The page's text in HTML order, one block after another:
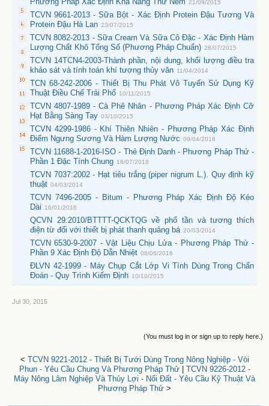
21/09/2015
TCVN 9661-2013 - Sữa Bột - Xác Định Protein Đậu Tương Và
Protein Đậu Hà Lan 23/07/2015
TCVN 8082-2013 - Sữa Cream Và Sữa Cô Đặc - Xác Định Hàm
Lượng Chất Khô Tổng Số (Phương Pháp Chuẩn) 28/07/2015
TCVN 14TCN4-2003-Thành phần, nội dung, khối lượng điều tra
khảo sát và tính toán khí tượng thủy văn 11/04/2014
TCN 68-242-2006 - Thiết Bị Thu Phát Vô Tuyến Sử Dụng Kỹ
Thuật Điều Chế Trải Phổ 10/11/2015
TCVN 4807-1989 - Cà Phê Nhân - Phương Pháp Xác Định Cỡ
Hạt Bằng Sàng Tay 03/10/2015
TCVN 4299-1986 - Khí Thiên Nhiên - Phương Pháp Xác Định
Điểm Ngưng Sương Và Hàm Lượng Nước 09/04/2016
TCVN 11688-1-2016-ISO - Thẻ Định Danh - Phương Pháp Thử -
Phần 1 Đặc Tính Chung 16/07/2018
TCVN 7037:2002 - Hạt tiêu trắng (piper nigrum L.). Quy định kỹ
thuật 04/03/2014
TCVN 7496-2005 - Bitum - Phương Pháp Xác Định Độ Kéo
Dài
16/01/2016
QCVN 29:2010/BTTTT-QCKTQG về phổ tần và tương thích
điện từ đối với thiết bị phát thanh quảng bá 20/03/2014
TCVN 6530-9-2007 - Vật Liệu Chịu Lửa - Phương Pháp Thử -
Phần 9 Xác Định Độ Dẫn Nhiệt 08/06/2016
ĐLVN 42-1999 - Máy Chụp Cắt Lớp Vi Tính Dùng Trong Chẩn
Đoán - Quy Trình Kiểm Định 10/10/2015
Jul 30, 2015
(You must log in or sign up to reply here.)
< TCVN 9221-2012 - Thiết Bị Tưới Dùng Trong Nông Nghiệp - Vòi
Phun - Yêu Cầu Chung Và Phương Pháp Thử| TCVN 9226-2012 -
Máy Nông Lâm Nghiệp Và Thủy Lợi - Nối Đất - Yêu Cầu Kỹ Thuật Và
Phương Pháp Thử >